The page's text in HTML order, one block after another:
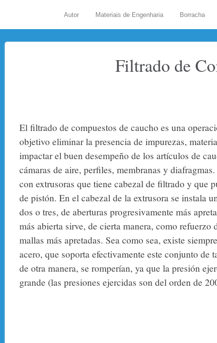
Autor Materiais de Engenharia Borracha
Filtrado de
El filtrado de compuestos de caucho es una
objetivo eliminar la presencia de impurezas,
impactar el buen desempeño de los artículos de
cámaras de aire, perfiles, membranas y
con extrusoras que tiene cabezal de filtrado y que
de pistón. En el cabezal de la extrusora se instala
dos o tres, de aberturas progresivamente más
más abierta sirve, de cierta manera, como refuerzo
mallas más apretadas. Sea como sea, existe
acero, que soporta efectivamente este conjunto de
de otra manera, se romperían, ya que la presión
grande (las presiones ejercidas son del orden de